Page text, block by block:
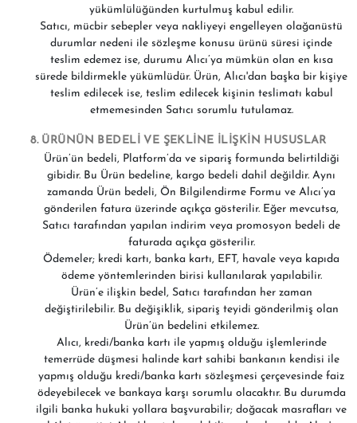
yükümlülüğünden kurtulmuş kabul edilir.
Satıcı, mücbir sebepler veya nakliyeyi engelleyen olağanüstü
durumlar nedeni ile sözleşme konusu ürünü süresi içinde
teslim edemez ise, durumu Alıcı’ya mümkün olan en kısa
sürede bildirmekle yükümlüdür. Ürün, Alıcı'dan başka bir kişiye
teslim edilecek ise, teslim edilecek kişinin teslimatı kabul
etmemesinden Satıcı sorumlu tutulamaz.
8. ÜRÜNÜN BEDELİ VE ŞEKLİNE İLİŞKİN HUSUSLAR
Ürün’ün bedeli, Platform’da ve sipariş formunda belirtildiği
gibidir. Bu Ürün bedeline, kargo bedeli dahil değildir. Aynı
zamanda Ürün bedeli, Ön Bilgilendirme Formu ve Alıcı’ya
gönderilen fatura üzerinde açıkça gösterilir. Eğer mevcutsa,
Satıcı tarafından yapılan indirim veya promosyon bedeli de
faturada açıkça gösterilir.
Ödemeler; kredi kartı, banka kartı, EFT, havale veya kapıda
ödeme yöntemlerinden birisi kullanılarak yapılabilir.
Ürün’e ilişkin bedel, Satıcı tarafından her zaman
değiştirilebilir. Bu değişiklik, sipariş teyidi gönderilmiş olan
Ürün’ün bedelini etkilemez.
Alıcı, kredi/banka kartı ile yapmış olduğu işlemlerinde
temerrüde düşmesi halinde kart sahibi bankanın kendisi ile
yapmış olduğu kredi/banka kartı sözleşmesi çerçevesinde faiz
ödeyebilecek ve bankaya karşı sorumlu olacaktır. Bu durumda
ilgili banka hukuki yollara başvurabilir; doğacak masrafları ve